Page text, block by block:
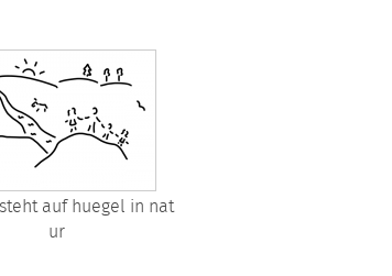
auf huegel in nat
ur